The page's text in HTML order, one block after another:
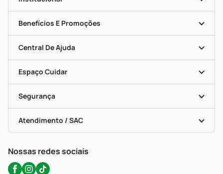
História
Nossas Lojas
Mapa De Categorias
Blog Da PP
Seja Uma Loja Parceira
Benefícios E Promoções
Clube PP
Convênios
Programa Popular Do Brasil
Encarte De Ofertas
Dermaclub
Descontos De Laboratório (PBM)
Cupons E Ofertas
Central De Ajuda
Entrega
Recompra Programada
Compras Com Receita
Alomed (tele-Entrega)
Formas De Pagamento
Troca E Devolução
Bulas De A A Z
Políticas De Marketplace
Espaço Cuidar
Vacinas
Serviços Farmacêuticos
Testes Rápidos
Autoteste Covid-19
Segurança
Certificado De Segurança
Portal Da Privacidade
Atendimento / SAC
WhatsApp (47) 9202-1687
Nossas redes sociais